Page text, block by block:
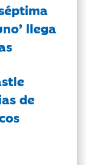
llega
de